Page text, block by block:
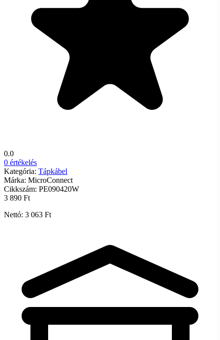
0.0
0 értékelés
Kategória: Tápkábel
Márka: MicroConnect
Cikkszám: PE090420W
3 890 Ft
Nettó: 3 063 Ft